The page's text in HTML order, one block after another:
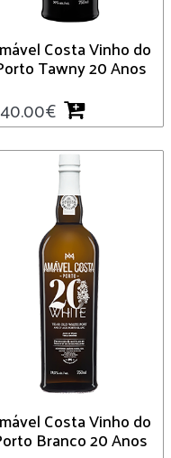
Costa Vinho do
Tawny 20 Anos
40.00€
Costa Vinho do
Branco 20 Anos